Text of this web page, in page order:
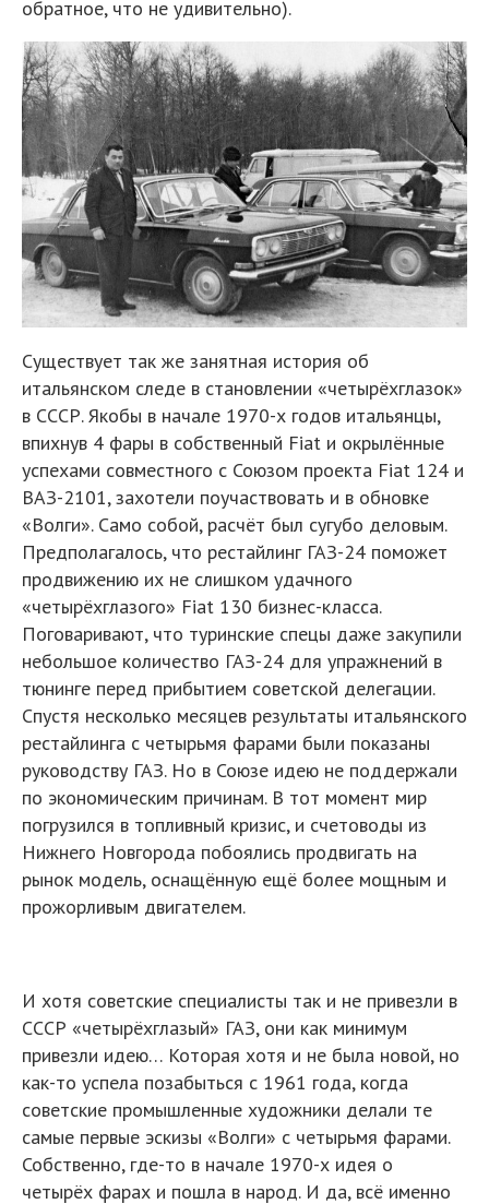
обратное, что не удивительно).
Существует так же занятная история об
итальянском следе в становлении «четырёхглазок»
в СССР. Якобы в начале 1970-х годов итальянцы,
впихнув 4 фары в собственный Fiat и окрылённые
успехами совместного с Союзом проекта Fiat 124 и
ВАЗ-2101, захотели поучаствовать и в обновке
«Волги». Само собой, расчёт был сугубо деловым.
Предполагалось, что рестайлинг ГАЗ-24 поможет
продвижению их не слишком удачного
«четырёхглазого» Fiat 130 бизнес-класса.
Поговаривают, что туринские спецы даже закупили
небольшое количество ГАЗ-24 для упражнений в
тюнинге перед прибытием советской делегации.
Спустя несколько месяцев результаты итальянского
рестайлинга с четырьмя фарами были показаны
руководству ГАЗ. Но в Союзе идею не поддержали
по экономическим причинам. В тот момент мир
погрузился в топливный кризис, и счетоводы из
Нижнего Новгорода побоялись продвигать на
рынок модель, оснащённую ещё более мощным и
прожорливым двигателем.
И хотя советские специалисты так и не привезли в
СССР «четырёхглазый» ГАЗ, они как минимум
привезли идею… Которая хотя и не была новой, но
как-то успела позабыться с 1961 года, когда
советские промышленные художники делали те
самые первые эскизы «Волги» с четырьмя фарами.
Собственно, где-то в начале 1970-х идея о
четырёх фарах и пошла в народ. И да, всё именно